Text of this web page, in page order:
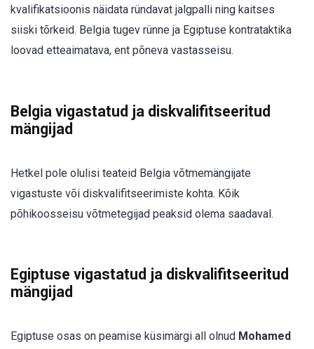
kvalifikatsioonis näidata ründavat jalgpalli ning kaitses
siiski tõrkeid. Belgia tugev rünne ja Egiptuse kontrataktika
loovad etteaimatava, ent põneva vastasseisu.
Belgia vigastatud ja diskvalifitseeritud
mängijad
Hetkel pole olulisi teateid Belgia võtmemängijate
vigastuste või diskvalifitseerimiste kohta. Kõik
põhikoosseisu võtmetegijad peaksid olema saadaval.
Egiptuse vigastatud ja diskvalifitseeritud
mängijad
Egiptuse osas on peamise küsimärgi all olnud Mohamed